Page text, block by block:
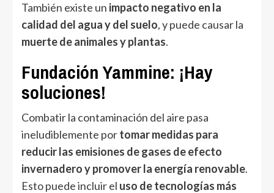
También existe un impacto negativo en la
calidad del agua y del suelo, y puede causar la
muerte de animales y plantas.
Fundación Yammine: ¡Hay
soluciones!
Combatir la contaminación del aire pasa
ineludiblemente portomar medidas para
reducir las emisiones de gases de efecto
invernadero y promover la energía renovable.
Esto puede incluir el uso de tecnologías más